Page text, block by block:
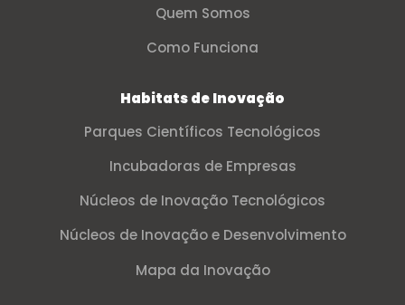
Quem Somos
Como Funciona
Habitats de Inovação
Parques Científicos Tecnológicos
Incubadoras de Empresas
Núcleos de Inovação Tecnológicos
Núcleos de Inovação e Desenvolvimento
Mapa da Inovação